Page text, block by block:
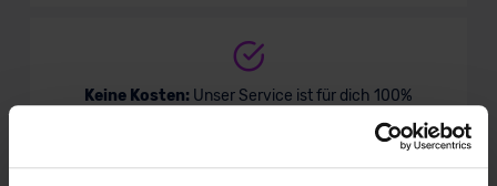
Keine Kosten: Unser Service ist für dich 100%